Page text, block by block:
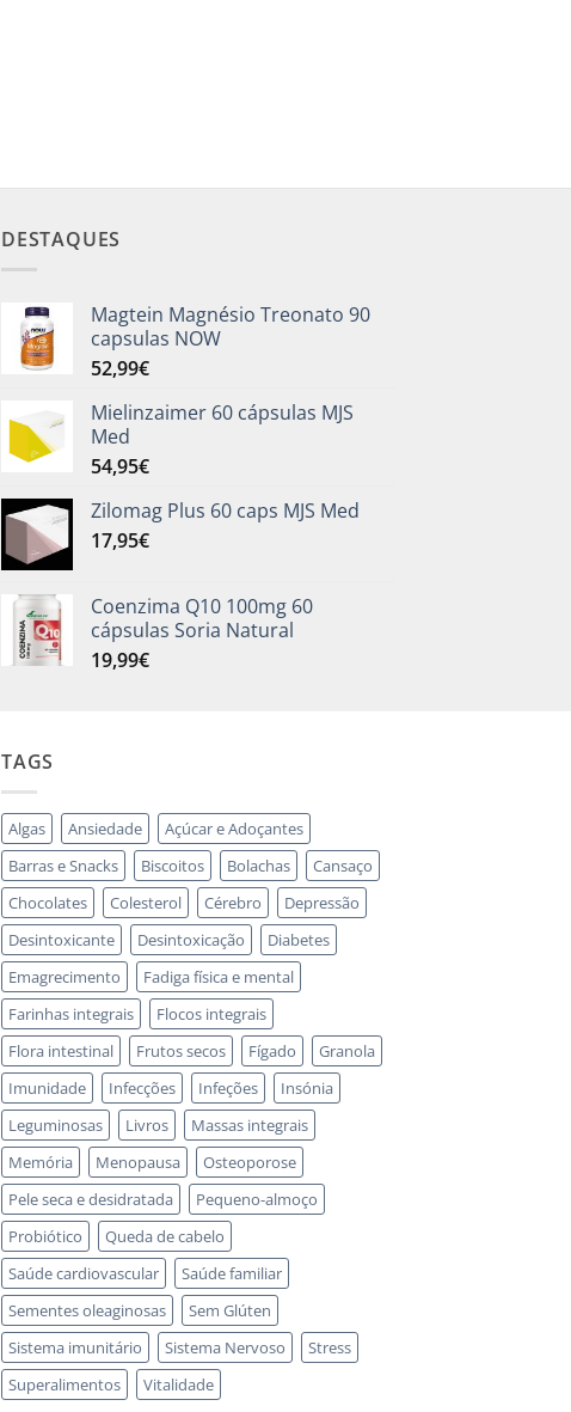
DESTAQUES
Magtein Magnésio Treonato 90
capsulas NOW
52,99€
Mielinzaimer 60 cápsulas MJS
Med
54,95€
Zilomag Plus 60 caps MJS Med
17,95€
Coenzima Q10 100mg 60
cápsulas Soria Natural
19,99€
TAGS
Algas Ansiedade
Açúcar e Adoçantes
Barras e Snacks
Biscoitos Bolachas
Cansaço
Chocolates
Colesterol Cérebro
Depressão
Desintoxicante
Desintoxicação
Diabetes
Emagrecimento
Fadiga física e mental
Farinhas integrais
Flocos integrais
Flora intestinal
Frutos secos Fígado
Granola
Imunidade
Infecções Infeções
Insónia
Leguminosas
Livros
Massas integrais
Memória
Menopausa
Osteoporose
Pele seca e desidratada
Pequeno-almoço
Probiótico
Queda de cabelo
Saúde cardiovascular
Saúde familiar
Sementes oleaginosas
Sem Glúten
Sistema imunitário
Sistema Nervoso
Stress
Superalimentos
Vitalidade